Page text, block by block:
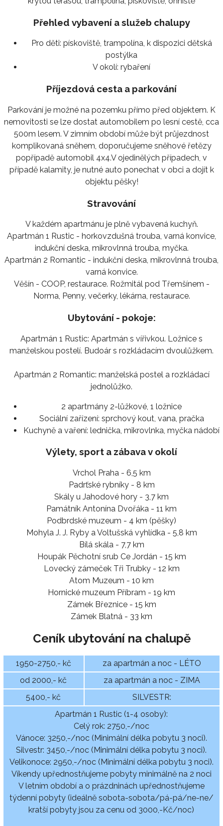
Přehled vybavení a služeb chalupy
Pro děti: pískoviště, trampolína, k dispozici dětská
postýlka
V okolí: rybaření
Příjezdová cesta a parkování
Parkování je možné na pozemku přímo před objektem. K
nemovitosti se lze dostat automobilem po lesní cestě, cca
500m lesem. V zimním období může být průjezdnost
komplikovaná sněhem, doporučujeme sněhové řetězy
popřípadě automobil 4x4.V ojedinělých případech, v
případě kalamity, je nutné auto ponechat v obci a dojít k
objektu pěšky!
Stravování
V každém apartmánu je plně vybavená kuchyň.
Apartmán 1 Rustic - horkovzdušná trouba, varná konvice,
indukční deska, mikrovlnná trouba, myčka.
Apartmán 2 Romantic - indukční deska, mikrovlnná trouba,
varná konvice.
Věšín - COOP, restaurace. Rožmitál pod Třemšínem -
Norma, Penny, večerky, lékárna, restaurace.
Ubytování - pokoje:
Apartmán 1 Rustic: Apartmán s vířivkou. Ložnice s
manželskou postelí. Budoár s rozkládacím dvoulůžkem.
Apartmán 2 Romantic: manželská postel a rozkládací
jednolůžko.
2 apartmány 2-lůžkové, 1 ložnice
Sociální zařízení: sprchový kout, vana, pračka
Kuchyně a vaření: lednička, mikrovlnka, myčka nádobí
Výlety, sport a zábava v okolí
Vrchol Praha - 6,5 km
Padrťské rybníky - 8 km
Skály u Jahodové hory - 3,7 km
Památník Antonína Dvořáka - 11 km
Podbrdské muzeum - 4 km (pěšky)
Mohyla J. J. Ryby a Voltušská vyhlídka - 5,8 km
Bílá skála - 7,7 km
Houpák Pěchotní srub Ce Jordán - 15 km
Lovecký zámeček Tři Trubky - 12 km
Atom Muzeum - 10 km
Hornické muzeum Příbram - 19 km
Zámek Březnice - 15 km
Zámek Blatná - 33 km
Ceník ubytování na chalupě
1950-2750,- kč
za apartmán a noc - LÉTO
od 2000,- kč
za apartmán a noc - ZIMA
5400,- kč
SILVESTR:
Apartmán 1 Rustic (1-4 osoby):
Celý rok: 2750,-/noc
Vánoce: 3250,-/noc (Minimální délka pobytu 3 noci).
Silvestr: 3450,-/noc (Minimální délka pobytu 3 noci).
Velikonoce: 2950,-/noc (Minimální délka pobytu 3 noci).
Víkendy upřednostňujeme pobyty minimálně na 2 noci
V letním období a o prázdninách upřednostňujeme
týdenní pobyty (ideálně sobota-sobota/pá-pá/ne-ne/
kratší pobyty jsou za cenu od 3000,-Kč/noc)